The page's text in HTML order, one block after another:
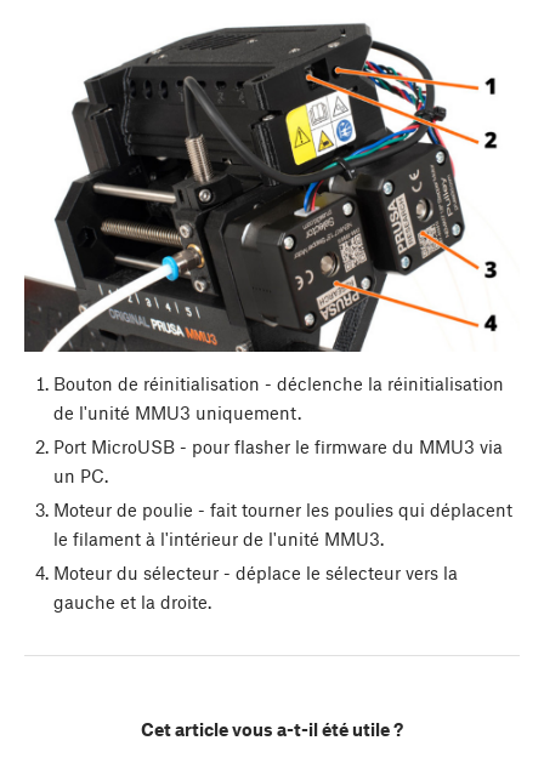
Bouton de réinitialisation - déclenche la réinitialisation
de l'unité MMU3 uniquement.
Port MicroUSB - pour flasher le firmware du MMU3 via
un PC.
Moteur de poulie - fait tourner les poulies qui déplacent
le filament à l'intérieur de l'unité MMU3.
Moteur du sélecteur - déplace le sélecteur vers la
gauche et la droite.
Cet article vous a-t-il été utile ?